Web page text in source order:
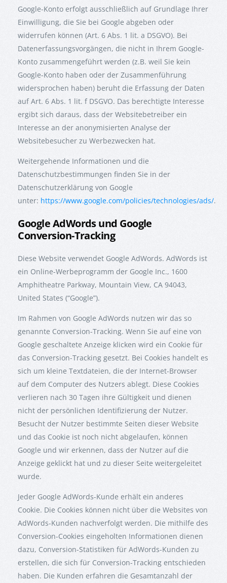
Google-Konto erfolgt ausschließlich auf Grundlage Ihrer
Einwilligung, die Sie bei Google abgeben oder
widerrufen können (Art. 6 Abs. 1 lit. a DSGVO). Bei
Datenerfassungsvorgängen, die nicht in Ihrem Google-
Konto zusammengeführt werden (z.B. weil Sie kein
Google-Konto haben oder der Zusammenführung
widersprochen haben) beruht die Erfassung der Daten
auf Art. 6 Abs. 1 lit. f DSGVO. Das berechtigte Interesse
ergibt sich daraus, dass der Websitebetreiber ein
Interesse an der anonymisierten Analyse der
Websitebesucher zu Werbezwecken hat.
Weitergehende Informationen und die
Datenschutzbestimmungen finden Sie in der
Datenschutzerklärung von Google
unter: https://www.google.com/policies/technologies/ads/.
Google AdWords und Google
Conversion-Tracking
Diese Website verwendet Google AdWords. AdWords ist
ein Online-Werbeprogramm der Google Inc., 1600
Amphitheatre Parkway, Mountain View, CA 94043,
United States (“Google”).
Im Rahmen von Google AdWords nutzen wir das so
genannte Conversion-Tracking. Wenn Sie auf eine von
Google geschaltete Anzeige klicken wird ein Cookie für
das Conversion-Tracking gesetzt. Bei Cookies handelt es
sich um kleine Textdateien, die der Internet-Browser
auf dem Computer des Nutzers ablegt. Diese Cookies
verlieren nach 30 Tagen ihre Gültigkeit und dienen
nicht der persönlichen Identifizierung der Nutzer.
Besucht der Nutzer bestimmte Seiten dieser Website
und das Cookie ist noch nicht abgelaufen, können
Google und wir erkennen, dass der Nutzer auf die
Anzeige geklickt hat und zu dieser Seite weitergeleitet
wurde.
Jeder Google AdWords-Kunde erhält ein anderes
Cookie. Die Cookies können nicht über die Websites von
AdWords-Kunden nachverfolgt werden. Die mithilfe des
Conversion-Cookies eingeholten Informationen dienen
dazu, Conversion-Statistiken für AdWords-Kunden zu
erstellen, die sich für Conversion-Tracking entschieden
haben. Die Kunden erfahren die Gesamtanzahl der